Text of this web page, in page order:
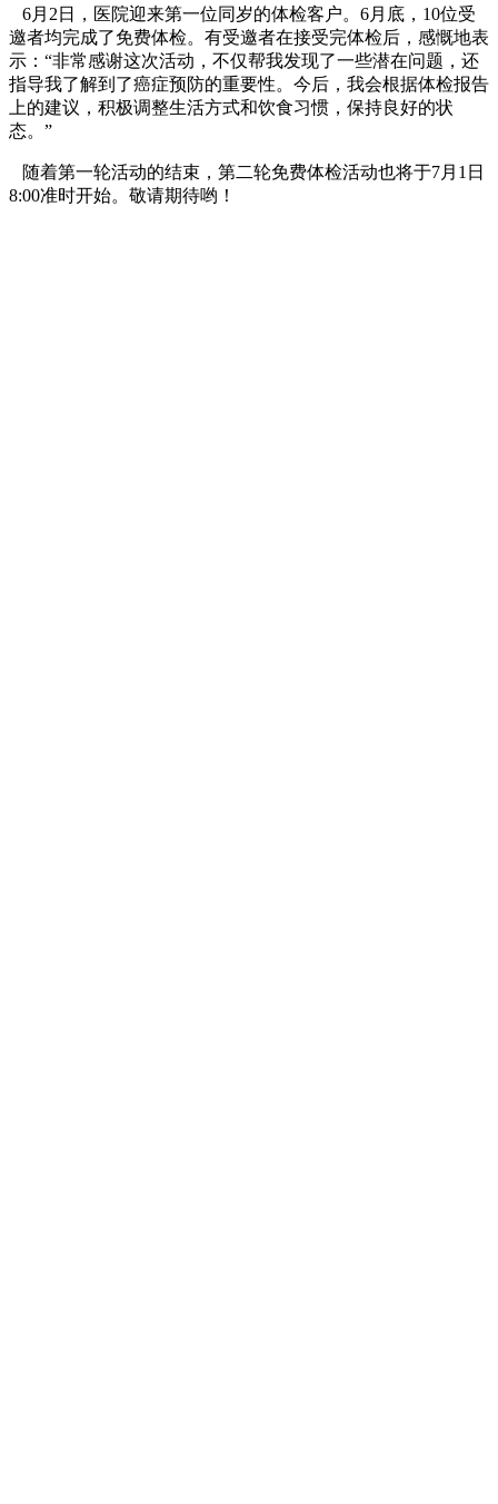
6月2日，医院迎来第一位同岁的体检客户。6月底，10位受
邀者均完成了免费体检。有受邀者在接受完体检后，感慨地表
示：“非常感谢这次活动，不仅帮我发现了一些潜在问题，还
指导我了解到了癌症预防的重要性。今后，我会根据体检报告
上的建议，积极调整生活方式和饮食习惯，保持良好的状
态。”
随着第一轮活动的结束，第二轮免费体检活动也将于7月1日
8:00准时开始。敬请期待哟！